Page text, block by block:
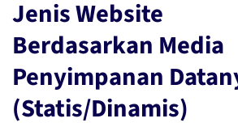
Jenis Website
Berdasarkan Media
Penyimpanan
(Statis/Dinamis)